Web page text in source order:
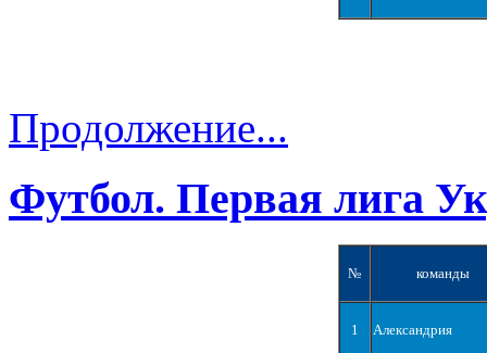
Продолжение...
Футбол. Первая лига
№ команды
1 Александрия